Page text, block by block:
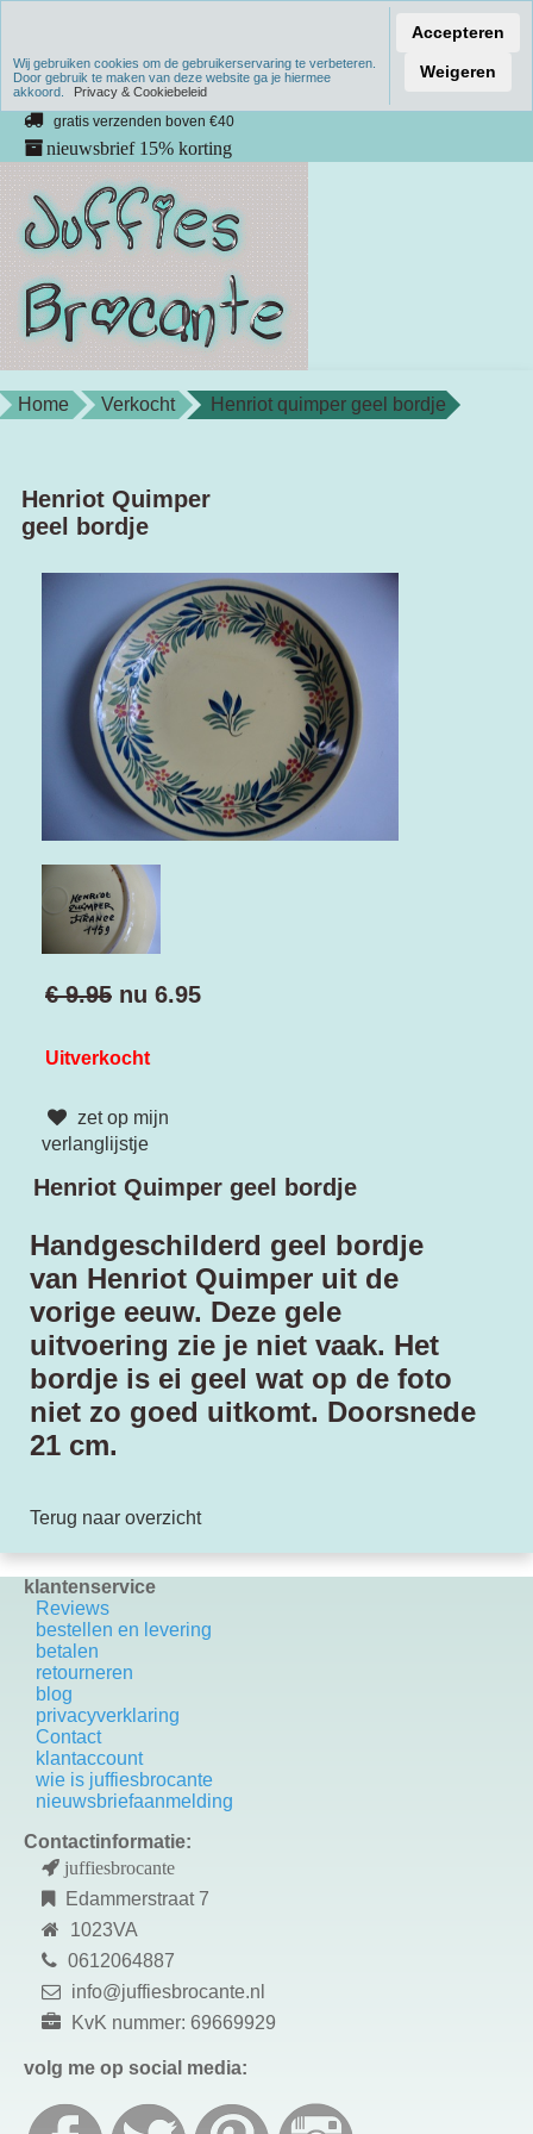
Verzenden binnen 1 werkdag
unieke producten
gratis verzenden boven €40
nieuwsbrief 15% korting
Home Verkocht Henriot quimper geel bordje
Henriot Quimper
geel bordje
€ 9.95 nu 6.95
Uitverkocht
zet op mijn
verlanglijstje
Henriot Quimper geel bordje
Handgeschilderd geel bordje
van Henriot Quimper uit de
vorige eeuw. Deze gele
uitvoering zie je niet vaak. Het
bordje is ei geel wat op de foto
niet zo goed uitkomt. Doorsnede
21 cm.
Terug naar overzicht
klantenservice
Reviews
bestellen en levering
betalen
retourneren
blog
privacyverklaring
Contact
k lantaccount
wie is juffiesbrocante
nieuwsbriefaanmelding
Contactinformatie:
juffiesbrocante
Edammerstraat 7
1023VA
0612064887
info@juffiesbrocante.nl
KvK nummer: 69669929
volg me op social media:
Wij gebruiken cookies om de gebruikerservaring te verbeteren.
Door gebruik te maken van deze website ga je hiermee
akkoord.
Privacy & Cookiebeleid
Accepteren
Weigeren